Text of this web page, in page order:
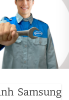
Samsung